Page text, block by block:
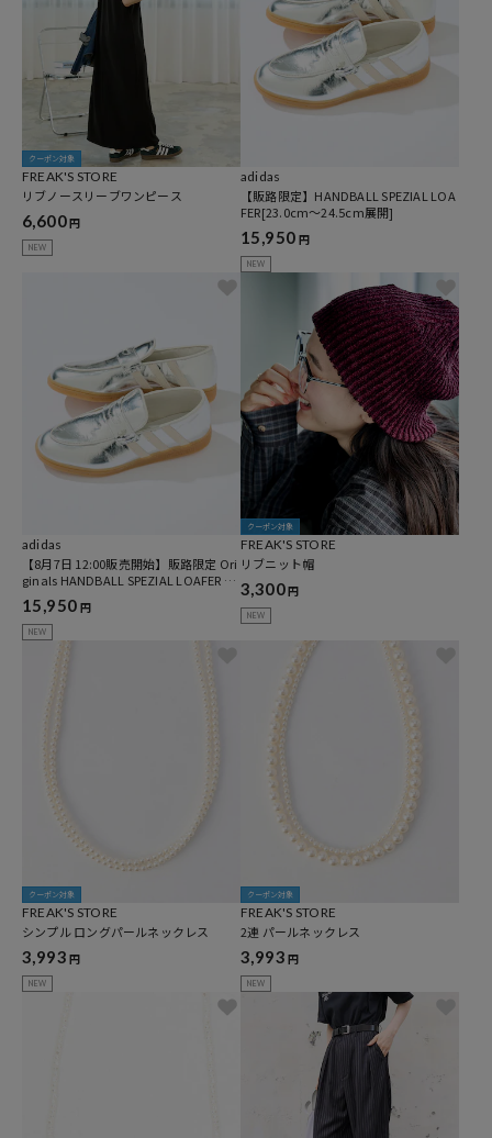
クーポン対象
FREAK'S STORE
リブノースリーブワンピース
6,600円
NEW
adidas
【販路限定】HANDBALL SPEZIAL LOA
FER[23.0cm～24.5cm展開]
15,950 円
NEW
adidas
【8月7日 12:00販売開始】販路限定 Ori
ginals HANDBALL SPEZIAL LOAFER SH
OES [25~28cm]
15,950 円
NEW
クーポン対象
FREAK'S STORE
リブニット帽
3,300円
NEW
クーポン対象
FREAK'S STORE
シンプル ロングパールネックレス
3,993 円
NEW
クーポン対象
FREAK'S STORE
2連 パールネックレス
3,993 円
NEW